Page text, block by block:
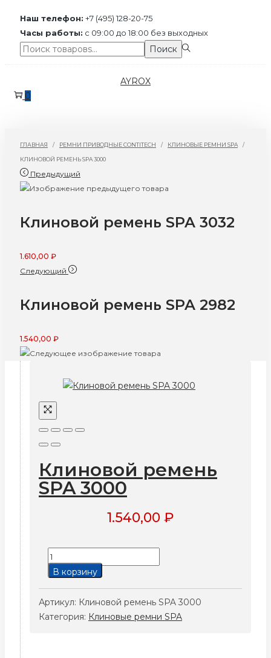
Наш телефон: +7 (495) 128-20-75
Часы работы: с 09:00 до 18:00 без выходных
Поиск:>
Поиск
к
к
AYROX
0
ГЛАВНАЯ / РЕМНИ ПРИВОДНЫЕ CONTITECH / КЛИНОВЫЕ РЕМНИ SPA /
КЛИНОВОЙ РЕМЕНЬ SPA 3000
Предыдущий
Клиновой ремень SPA 3032
1.610,00 ₽
Следующий
Клиновой ремень SPA 2982
1.540,00 ₽
Клиновой ремень
SPA 3000
1.540,00 ₽
Количество
товара
ремень
SPA
В корзину
Артикул: Клиновой ремень SPA 3000
Категория: Клиновые ремни SPA